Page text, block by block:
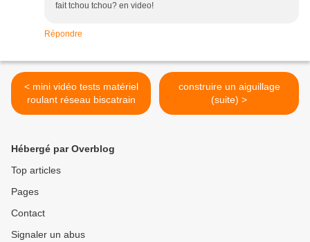
fait tchou tchou? en video!
Répondre
< mini vidéo tests matériel
roulant réseau biscatrain
construire un aiguillage
(suite) >
Hébergé par Overblog
Top articles
Pages
Contact
Signaler un abus